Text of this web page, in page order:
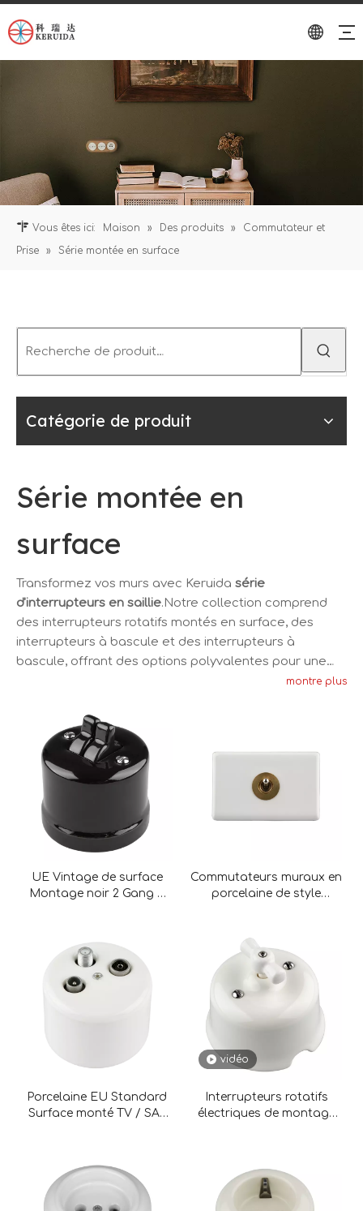
Vous êtes ici: Maison » Des produits »
Commutateur et
Prise
» Série montée en surface
Catégorie de produit
Série montée en
surface
Transformez vos murs avec Keruida série
d'interrupteurs en saillie.Notre collection comprend
des interrupteurs rotatifs montés en surface, des
interrupteurs à bascule et des interrupteurs à
bascule, offrant des options polyvalentes pour une
l'interrupteur en saillie parfait pour votre maison ou
votre espace commercial.
montre plus
UE Vintage de surface
Montage noir 2 Gang à
Commutateurs muraux en
porcelaine de style
Porcelaine EU Standard
Surface monté TV / SAT
vidéo
Interrupteurs rotatifs
électriques de montage